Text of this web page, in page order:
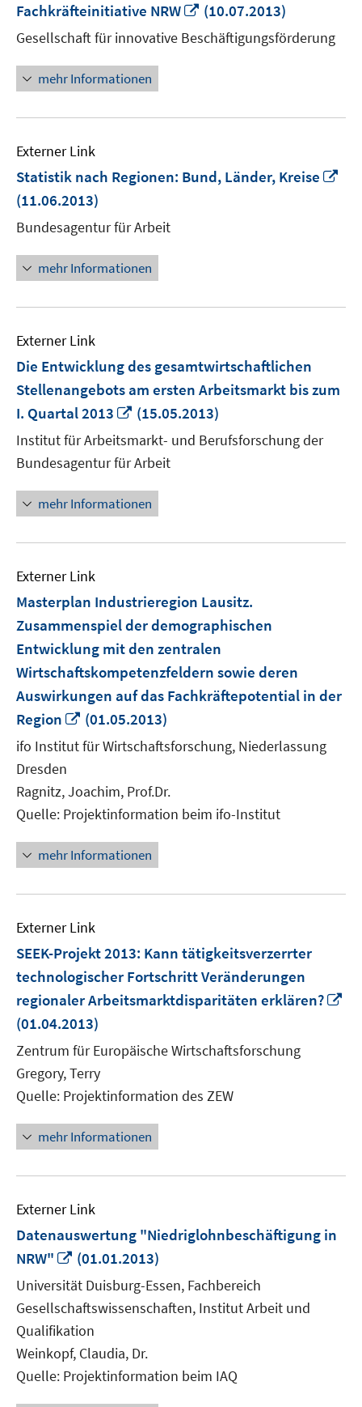
Fachkräfteinitiative NRW
In
neuem
Fenster
(10.07.2013)
Gesellschaft für innovative Beschäftigungsförderung
mehr Informationen
Externer Link
Statistik nach Regionen: Bund, Länder, Kreise
(11.06.2013)
Bundesagentur für Arbeit
mehr Informationen
Externer Link
Die Entwicklung des gesamtwirtschaftlichen
Stellenangebots am ersten Arbeitsmarkt bis zum
I. Quartal 2013
In
neuem
Fenster
öffnen
(15.05.2013)
Institut für Arbeitsmarkt- und Berufsforschung der
Bundesagentur für Arbeit
mehr Informationen
Externer Link
Masterplan Industrieregion Lausitz.
Zusammenspiel der demographischen
Entwicklung mit den zentralen
Wirtschaftskompetenzfeldern sowie deren
Auswirkungen auf das Fachkräftepotential in der
Region
In
neuem
Fenster
(01.05.2013)
ifo Institut für Wirtschaftsforschung, Niederlassung
Dresden
Ragnitz, Joachim, Prof.Dr.
Quelle: Projektinformation beim ifo-Institut
mehr Informationen
Externer Link
SEEK-Projekt 2013: Kann tätigkeitsverzerrter
technologischer Fortschritt Veränderungen
regionaler Arbeitsmarktdisparitäten erklären?
(01.04.2013)
Zentrum für Europäische Wirtschaftsforschung
Gregory, Terry
Quelle: Projektinformation des ZEW
mehr Informationen
Externer Link
Datenauswertung "Niedriglohnbeschäftigung in
NRW"
In
neuem
Fenster
öffnen
(01.01.2013)
Universität Duisburg-Essen, Fachbereich
Gesellschaftswissenschaften, Institut Arbeit und
Qualifikation
Weinkopf, Claudia, Dr.
Quelle: Projektinformation beim IAQ